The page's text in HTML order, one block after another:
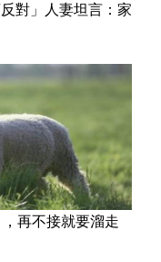
對」人妻坦言：家
再不接就要溜走